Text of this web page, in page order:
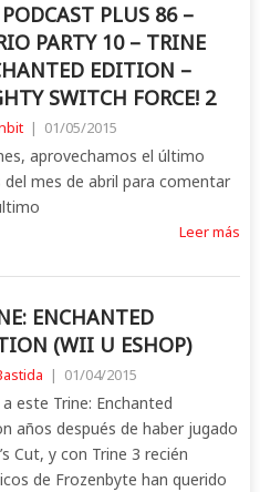
PLUS 86 –
PARTY 10 – TRINE
EDITION –
SWITCH FORCE! 2
| 01/05/2015
aprovechamos el último
mes de abril para comentar
Leer más
ENCHANTED
(WII U ESHOP)
| 01/04/2015
a este Trine: Enchanted
años después de haber jugado
Cut, y con Trine 3 recién
de Frozenbyte han querido